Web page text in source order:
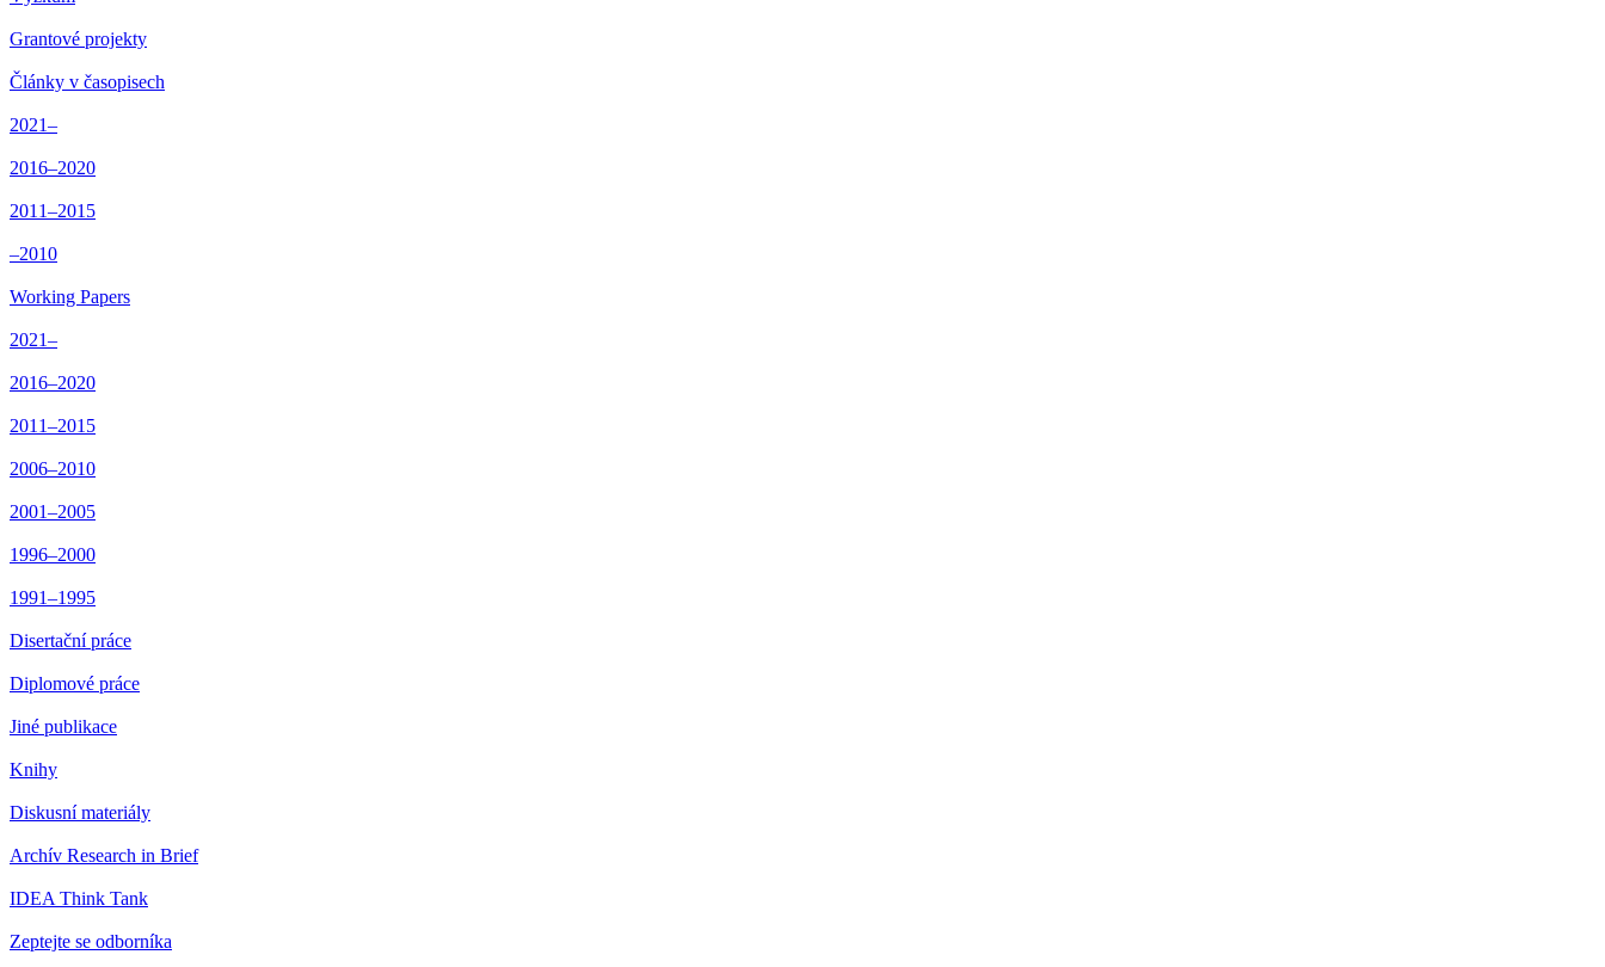
Grantové projekty
Články v časopisech
2021–
2016–2020
2011–2015
–2010
Working Papers
2021–
2016–2020
2011–2015
2006–2010
2001–2005
1996–2000
1991–1995
Disertační práce
Diplomové práce
Jiné publikace
Knihy
Diskusní materiály
Archív Research in Brief
IDEA Think Tank
Zeptejte se odborníka